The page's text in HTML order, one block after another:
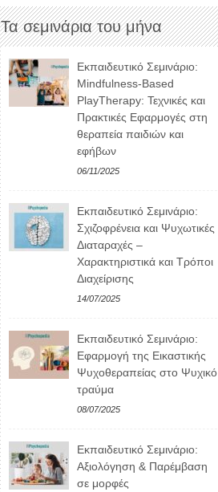
Τα σεμινάρια του μήνα
Εκπαιδευτικό Σεμινάριο:
Mindfulness-Based
PlayTherapy: Τεχνικές και
Πρακτικές Εφαρμογές στη
θεραπεία παιδιών και
εφήβων
06/11/2025
Εκπαιδευτικό Σεμινάριο:
Σχιζοφρένεια και Ψυχωτικές
Διαταραχές –
Χαρακτηριστικά και Τρόποι
Διαχείρισης
14/07/2025
Εκπαιδευτικό Σεμινάριο:
Εφαρμογή της Εικαστικής
Ψυχοθεραπείας στο Ψυχικό
τραύμα
08/07/2025
Εκπαιδευτικό Σεμινάριο:
Αξιολόγηση & Παρέμβαση
σε μορφές